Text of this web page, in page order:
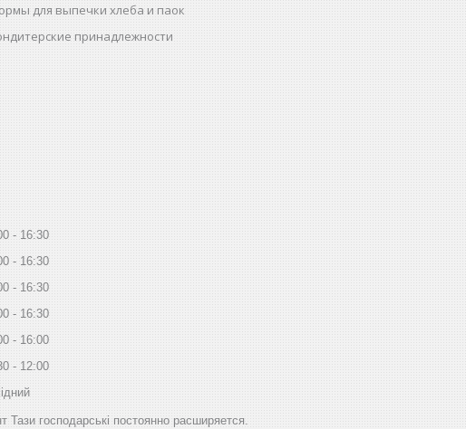
для выпечки хлеба и паок
принадлежности
16:30
16:30
16:30
16:30
16:00
12:00
Тази господарські постоянно расширяется.